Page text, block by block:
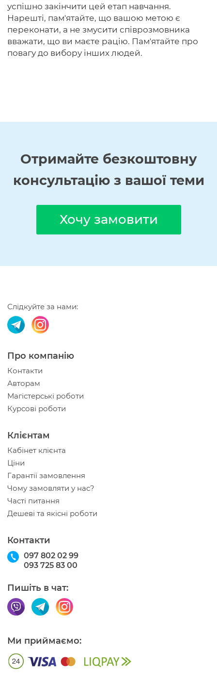
успішно закінчити цей етап навчання.
Нарешті, пам'ятайте, що вашою метою є
переконати, а не змусити співрозмовника
вважати, що ви маєте рацію. Пам'ятайте про
повагу до вибору інших людей.
Отримайте безкоштовну
консультацію з вашої теми
Хочу замовити
Слідкуйте за нами:
Про компанію
Контакти
Авторам
Магістерські роботи
Курсові роботи
Клієнтам
Кабінет клієнта
Ціни
Гарантії замовлення
Чому замовляти у нас?
Часті питання
Дешеві та якісні роботи
Контакти
097 802 02 99
093 725 83 00
Пишіть в чат:
Ми приймаємо: